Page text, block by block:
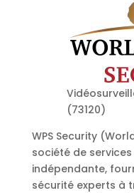
(73120)
WPS Security
société de
indépendante,
sécurité experts à